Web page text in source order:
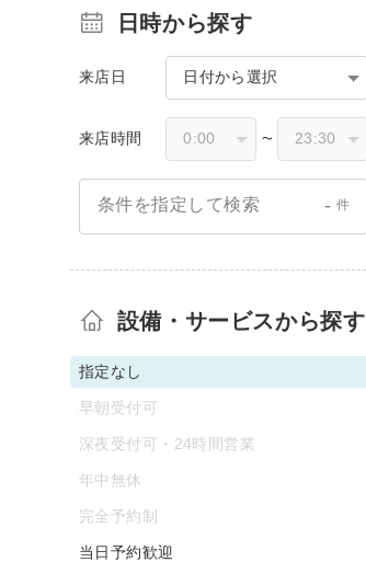
日時から探す
来店日 日付から選択
来店時間 〜
条件を指定して検索 - 件
設備・サービスから探す
指定なし
早朝受付可
深夜受付可・24時間営業
年中無休
完全予約制
当日予約歓迎